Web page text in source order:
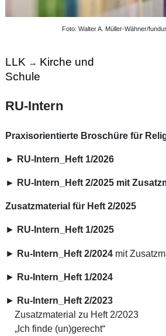
Foto: Walter A. Müller-Wähner/
LLK → Kirche und
Schule
RU-Intern
Praxisorientierte Broschüre für
► RU-Intern_Heft 1/2026
► RU-Intern_Heft 2/2025mit
Zusatzmaterial für Heft 2/2025
► RU-Intern_Heft 1/2025
► Ru-Intern_Heft 2/2024mit
► Ru-Intern_Heft 1/2024
► Ru-Intern_Heft 2/2023
Zusatzmaterial zu Heft 2/2023
„Ich finde (un)gerecht“